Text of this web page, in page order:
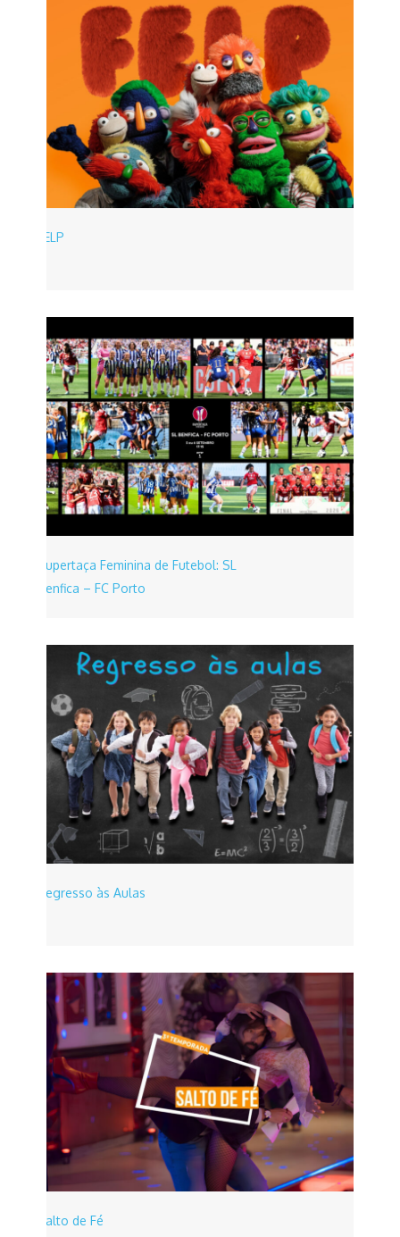
FELP
Supertaça Feminina de Futebol: SL
Benfica – FC Porto
Regresso às Aulas
Salto de Fé